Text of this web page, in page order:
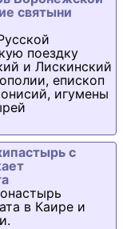
святыни
поездку
и Лискинский
епископ
игумены
с
в Каире и